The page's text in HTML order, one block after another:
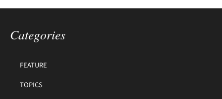
Categories
FEATURE
TOPICS